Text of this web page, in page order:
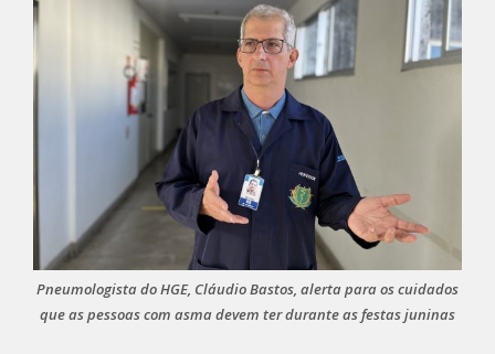
Pneumologista do HGE, Cláudio Bastos, alerta para os cuidados
que as pessoas com asma devem ter durante as festas juninas